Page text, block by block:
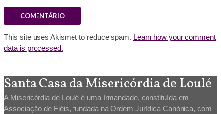
This site uses Akismet to reduce spam. Learn how your comment
data is processed.
Santa Casa da Misericórdia de Loulé
A Misericórdia de Loulé é uma Irmandade, constituída em
Associação de Fiéis, fundada na Ordem Jurídica Canónica, com